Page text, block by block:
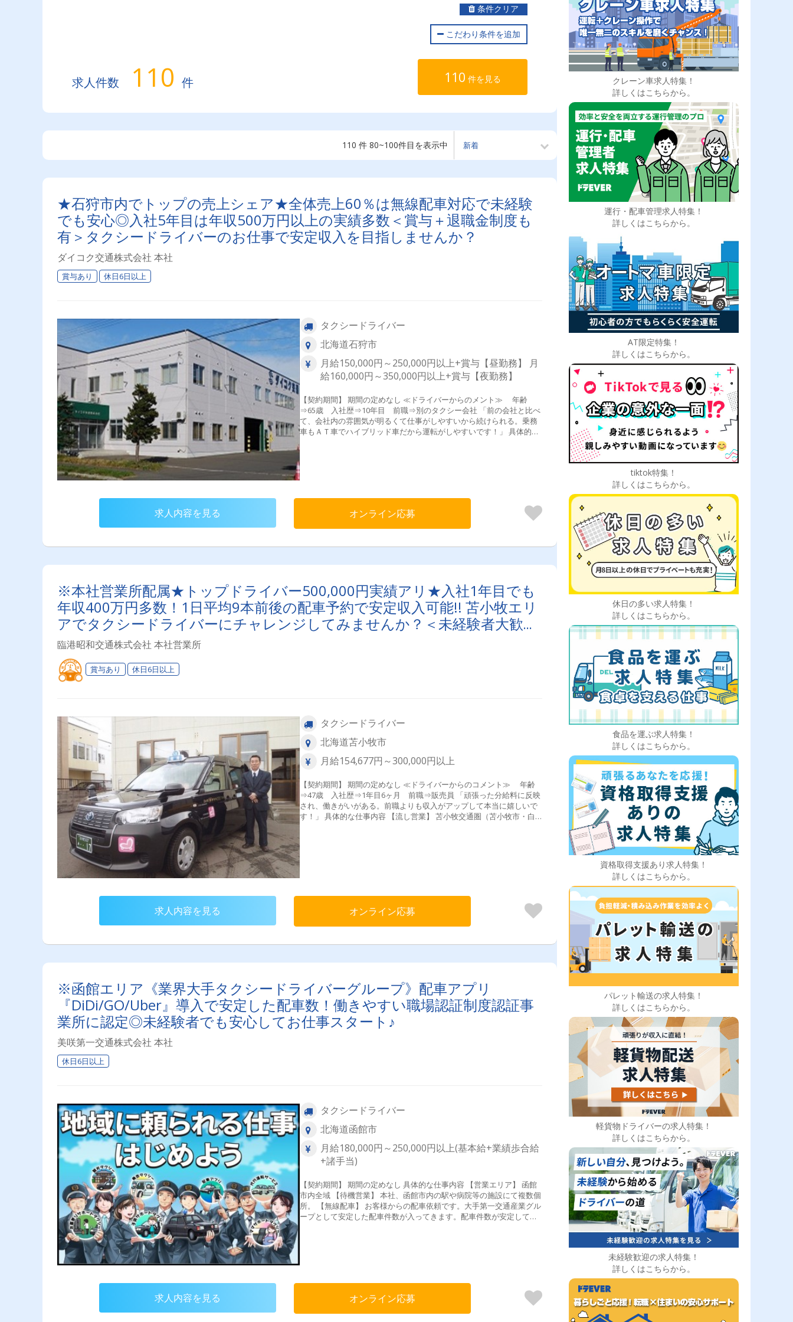
条件クリア
こだわり条件を追加
求人件数 110 件 110 件を見る
110 件 80~100件目を表示中
★石狩市内でトップの売上シェア★全体売上60％は無線配車対応で未経験
でも安心◎入社5年目は年収500万円以上の実績多数＜賞与＋退職金制度も
有＞タクシードライバーのお仕事で安定収入を目指しませんか？
ダイコク交通株式会社 本社
賞与あり 休日6日以上
タクシードライバー
北海道石狩市
月給150,000円～250,000円以上+賞与【昼勤務】 月
給160,000円～350,000円以上+賞与【夜勤務】
【契約期間】 期間の定めなし ≪ドライバーからのメント≫ 年齢
⇒65歳 入社歴⇒10年目 前職⇒別のタクシー会社 「前の会社と比べ
て、会社内の雰囲気が明るくて仕事がしやすいから続けられる。乗務
車もＡＴ車でハイブリッド車だから運転がしやすいです！」 具体的な
所」 本社、石狩市内と札幌市内に数ヵ所 「無線配車」 全体売上60%
はお客様からご注文をいただける無線配車で成り立っています。お客
様を安全快適に目的地までお送り下さい。 【主婦（夫）・中高年・シ
中高年・シニア層の仲間がたくさん在籍してご活躍していますよ！
【ここがポイント！】 ◆未経験者大歓迎！2種免許取得費用全額会社
負担！ ◆賞与支給あり！ ◆退職金制度あり！ ◆マイカー通勤可能！
務、選べる勤務形態！ ◆60代も歓迎！ 【年代別ドライバー人数】 40
求人内容を見る オンライン応募
※本社営業所配属★トップドライバー500,000円実績アリ★入社1年目でも
年収400万円多数！1日平均9本前後の配車予約で安定収入可能!! 苫小牧エリ
アでタクシードライバーにチャレンジしてみませんか？＜未経験者大歓迎
＞
臨港昭和交通株式会社 本社営業所
賞与あり 休日6日以上
タクシードライバー
北海道苫小牧市
月給154,677円～300,000円以上
【契約期間】 期間の定めなし ≪ドライバーからのコメント≫ 年齢
⇒47歳 入社歴⇒1年目6ヶ月 前職⇒販売員 「頑張った分給料に反映
され、働きがいがある。前職よりも収入がアップして本当に嬉しいで
す！」 具体的な仕事内容 【流し営業】 苫小牧交通圏（苫小牧市・白
老町） 【無線配車】 ９．２本／１台・１日 このように、1回の乗務で
でも安定した売上を確保できる仕組みができています。 【主婦
（夫）・中高年・シニアも活躍中！】 子育て世代や、業界未経験で50
代や60代からでも活躍できるのがタクシードライバーのお仕事です！
実際に主婦（夫）・中高年・シニア層の仲間がたくさん在籍してご活
担！ ◆賞与あり！ ◆入社貸付金あり！（3年での返済免除規定有） ◆
ＧＰＳ無線搭載！お迎え先までナビが案内してくれる！ ◆マイカー通
備、車内状態が一目で判るモニターも設置！ ・ワクチン接種率も乗務
50代⇒10人 60代以上⇒40人 ☆女性ドライバー人数☆ 2名 【受動喫煙
求人内容を見る オンライン応募
※函館エリア《業界大手タクシードライバーグループ》配車アプリ
『DiDi/GO/Uber』導入で安定した配車数！働きやすい職場認証制度認証事
業所に認定◎未経験者でも安心してお仕事スタート♪
美咲第一交通株式会社 本社
休日6日以上
タクシードライバー
北海道函館市
月給180,000円～250,000円以上(基本給+業績歩合給
+諸手当)
【契約期間】 期間の定めなし 具体的な仕事内容 【営業エリア】 函館
市内全域 【待機営業】 本社、函館市内の駅や病院等の施設にて複数個
所。 【無線配車】 お客様からの配車依頼です。大手第一交通産業グル
ープとして安定した配車件数が入ってきます。配車件数が安定して入
がタクシードライバーのお仕事です！実際に主婦（夫）・中高年・シ
ニア層の仲間がたくさん在籍してご活躍していますよ！ 【働きやすい
職場認証制度認証事業所】 全国で3,284社（2022年3月30日時点）しか
求人内容を見る オンライン応募
クレーン車求人特集！
詳しくはこちらから。
運行・配車管理求人特集！
詳しくはこちらから。
AT限定特集！
詳しくはこちらから。
tiktok特集！
詳しくはこちらから。
休日の多い求人特集！
詳しくはこちらから。
食品を運ぶ求人特集！
詳しくはこちらから。
資格取得支援あり求人特集！
詳しくはこちらから。
パレット輸送の求人特集！
詳しくはこちらから。
軽貨物ドライバーの求人特集！
詳しくはこちらから。
未経験歓迎の求人特集！
詳しくはこちらから。